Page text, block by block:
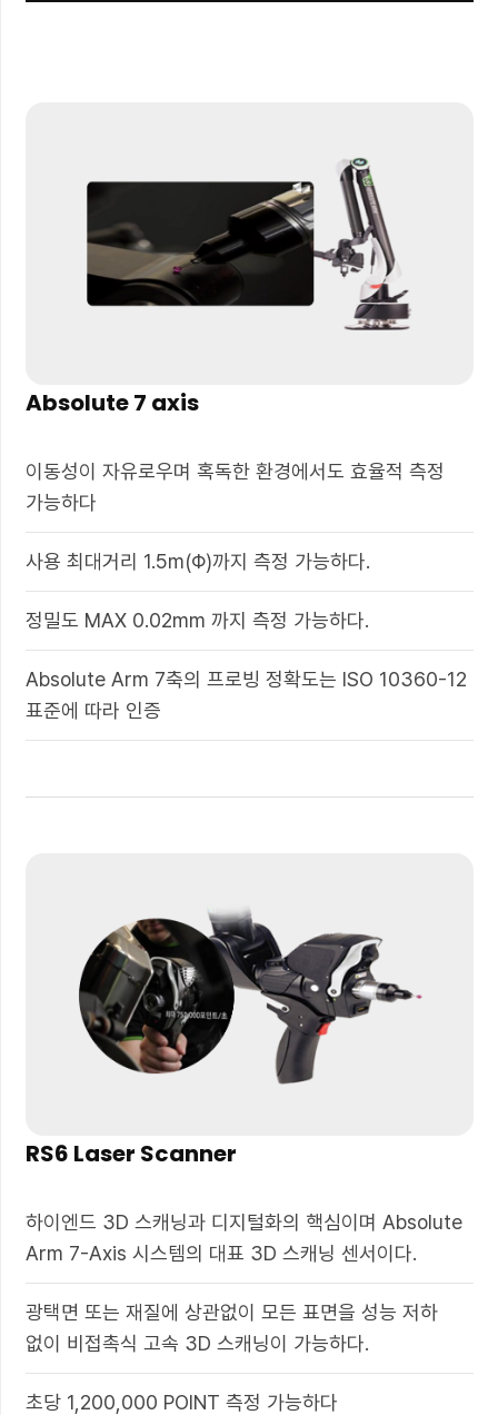
Absolute 7 axis
이동성이 자유로우며 혹독한 환경에서도 효율적 측정
가능하다
사용 최대거리 1.5m(Φ)까지 측정 가능하다.
정밀도 MAX 0.02mm 까지 측정 가능하다.
Absolute Arm 7축의 프로빙 정확도는 ISO 10360-12
표준에 따라 인증
RS6 Laser Scanner
하이엔드 3D 스캐닝과 디지털화의 핵심이며 Absolute
Arm 7-Axis 시스템의 대표 3D 스캐닝 센서이다.
광택면 또는 재질에 상관없이 모든 표면을 성능 저하
없이 비접촉식 고속 3D 스캐닝이 가능하다.
초당 1,200,000 POINT 측정 가능하다